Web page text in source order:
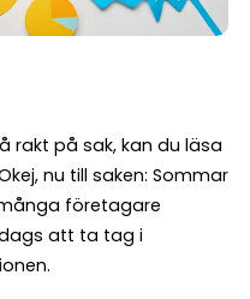
rakt på sak, kan du läsa
nu till saken: Sommar
företagare
att ta tag i